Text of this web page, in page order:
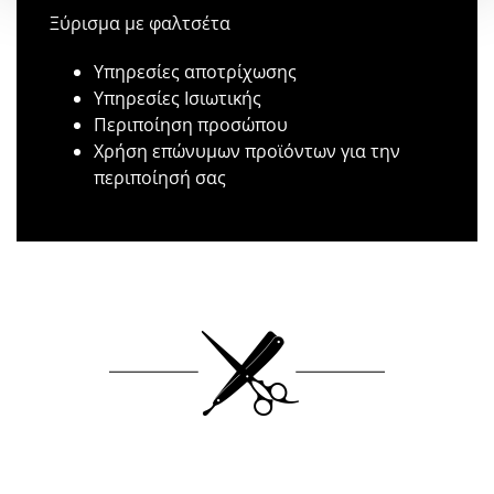
Ξύρισμα με φαλτσέτα
Υπηρεσίες αποτρίχωσης
Υπηρεσίες Ισιωτικής
Περιποίηση προσώπου
Χρήση επώνυμων προϊόντων για την
περιποίησή σας